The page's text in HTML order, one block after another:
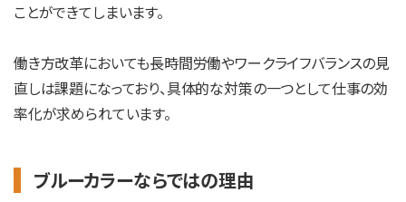
ことができてしまいます。
働き方改革においても長時間労働やワークライフバランスの見
直しは課題になっており、具体的な対策の一つとして仕事の効
率化が求められています。
ブルーカラーならではの理由